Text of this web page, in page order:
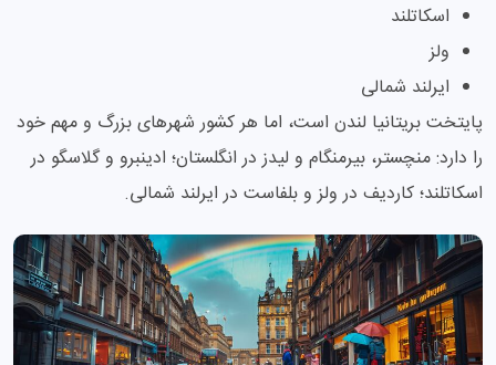
اسکاتلند
ولز
ایرلند شمالی
پایتخت بریتانیا لندن است، اما هر کشور شهرهای بزرگ و مهم خود
را دارد: منچستر، بیرمنگام و لیدز در انگلستان؛ ادینبرو و گلاسگو در
اسکاتلند؛ کاردیف در ولز و بلفاست در ایرلند شمالی.